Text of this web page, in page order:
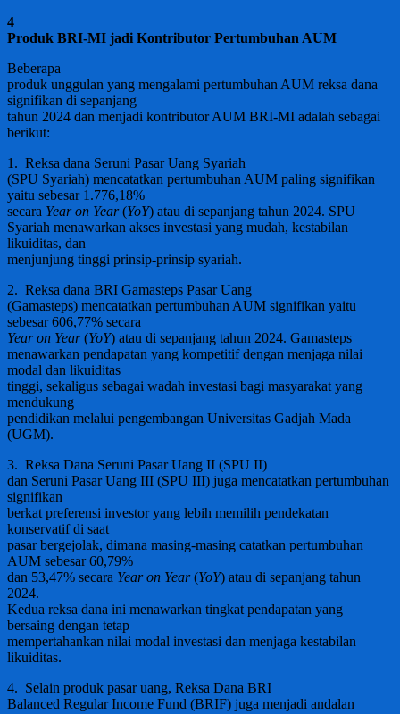
4
Produk BRI-MI jadi Kontributor Pertumbuhan AUM
Beberapa
produk unggulan yang mengalami pertumbuhan AUM reksa dana
signifikan di sepanjang
tahun 2024 dan menjadi kontributor AUM BRI-MI adalah sebagai
berikut:
1. Reksa dana Seruni Pasar Uang Syariah
(SPU Syariah) mencatatkan pertumbuhan AUM paling signifikan
yaitu sebesar 1.776,18%
secara Year on Year(YoY) atau di sepanjang tahun 2024. SPU
Syariah menawarkan akses investasi yang mudah, kestabilan
likuiditas, dan
menjunjung tinggi prinsip-prinsip syariah.
2. Reksa dana BRI Gamasteps Pasar Uang
(Gamasteps) mencatatkan pertumbuhan AUM signifikan yaitu
sebesar 606,77% secara
Year on Year(YoY) atau di sepanjang tahun 2024. Gamasteps
menawarkan pendapatan yang kompetitif dengan menjaga nilai
modal dan likuiditas
tinggi, sekaligus sebagai wadah investasi bagi masyarakat yang
mendukung
pendidikan melalui pengembangan Universitas Gadjah Mada
(UGM).
3. Reksa Dana Seruni Pasar Uang II (SPU II)
dan Seruni Pasar Uang III (SPU III) juga mencatatkan pertumbuhan
signifikan
berkat preferensi investor yang lebih memilih pendekatan
konservatif di saat
pasar bergejolak, dimana masing-masing catatkan pertumbuhan
AUM sebesar 60,79%
dan 53,47% secara Year on Year(YoY) atau di sepanjang tahun
2024.
Kedua reksa dana ini menawarkan tingkat pendapatan yang
bersaing dengan tetap
mempertahankan nilai modal investasi dan menjaga kestabilan
likuiditas.
4. Selain produk pasar uang, Reksa Dana BRI
Balanced Regular Income Fund (BRIF) juga menjadi andalan